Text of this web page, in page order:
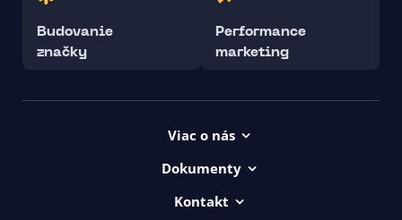
Budovanie
značky
Performance
marketing
Viac o nás
uičkovská abeceda
Dokumenty
Kontakt